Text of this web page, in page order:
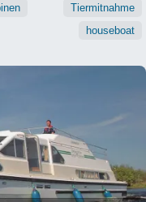
Tiermitnahme
houseboat